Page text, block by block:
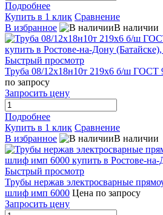
Подробнее
Купить в 1 клик Сравнение
В избранное
В наличии
Быстрый просмотр
Труба 08/12х18н10т 219х6 б/ш ГОСТ
по запросу
Запросить цену
Подробнее
Купить в 1 клик Сравнение
В избранное
В наличии
Быстрый просмотр
Трубы нержав электросварные
шлиф имп 6000 Цена по запросу
Запросить цену